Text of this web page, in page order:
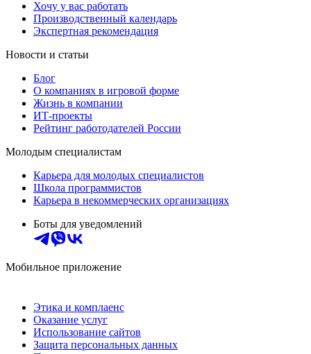
Хочу у вас работать
Производственный календарь
Экспертная рекомендация
Новости и статьи
Блог
О компаниях в игровой форме
Жизнь в компании
ИТ-проекты
Рейтинг работодателей России
Молодым специалистам
Карьера для молодых специалистов
Школа программистов
Карьера в некоммерческих организациях
Боты для уведомлений
Мобильное приложение
Этика и комплаенс
Оказание услуг
Использование сайтов
Защита персональных данных